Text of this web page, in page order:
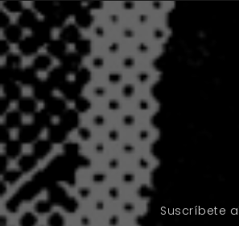
Suscríbete